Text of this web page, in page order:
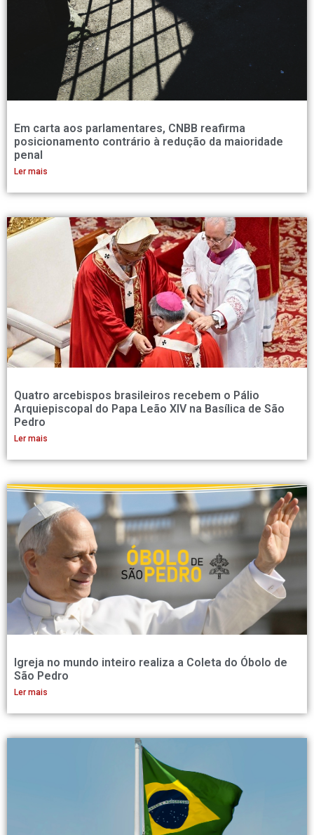
Em carta aos parlamentares, CNBB reafirma
posicionamento contrário à redução da maioridade
penal
Ler mais
Quatro arcebispos brasileiros recebem o Pálio
Arquiepiscopal do Papa Leão XIV na Basílica de São
Pedro
Ler mais
Igreja no mundo inteiro realiza a Coleta do Óbolo de
São Pedro
Ler mais